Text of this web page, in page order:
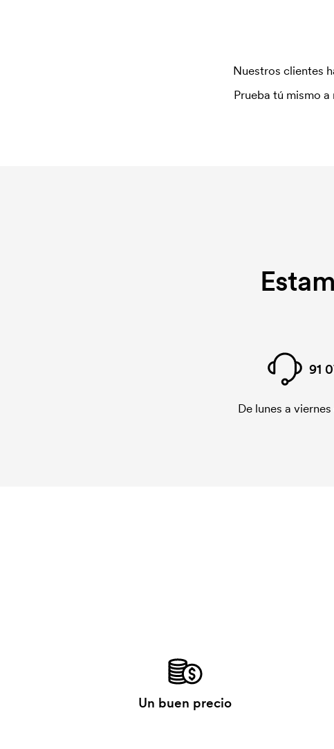
Nuestros clientes
Prueba tú mismo
91
De lunes a
Un buen precio